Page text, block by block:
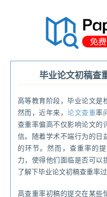
毕业论文初稿查
高等教育阶段，毕业论文是
然而，近年来，论文查重率
查重率偏高不仅影响论文的
信。随着学术不端行为的日
的环节。然而，查重率的
力，使得他们面临是否可以
了解下毕业论文初稿查重率过
高查重率初稿的提交在某些